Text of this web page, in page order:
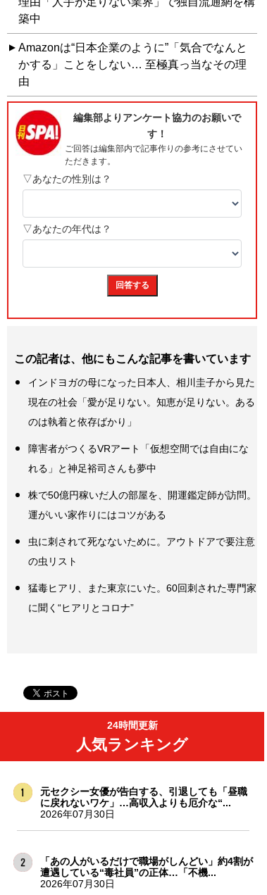
築中
Amazonは“日本企業のように”「気合でなんと
かする」ことをしない… 至極真っ当なその理
由
この記者は、他にもこんな記事を書いています
インドヨガの母になった日本人、相川圭子から見た
現在の社会「愛が足りない。知恵が足りない。ある
のは執着と依存ばかり」
障害者がつくるVRアート「仮想空間では自由にな
れる」と神足裕司さんも夢中
株で50億円稼いだ人の部屋を、開運鑑定師が訪問。
運がいい家作りにはコツがある
虫に刺されて死なないために。アウトドアで要注意
の虫リスト
猛毒ヒアリ、また東京にいた。60回刺された専門家
に聞く“ヒアリとコロナ”
24時間更新
人気ランキング
元セクシー女優が告白する、引退しても「昼職
に戻れないワケ」…高収入よりも厄介な“...
2026年07月30日
「あの人がいるだけで職場がしんどい」約4割が
遭遇している“毒社員”の正体…「不機...
2026年07月30日